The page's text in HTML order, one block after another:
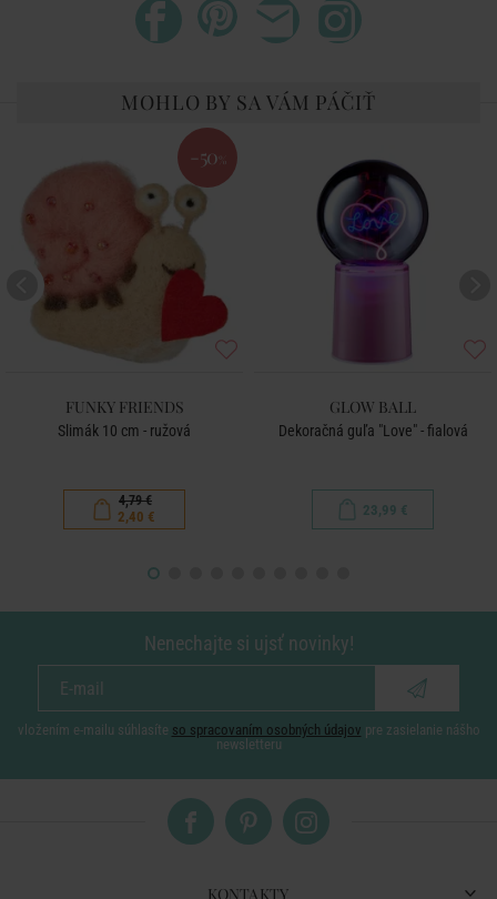
MOHLO BY SA VÁM PÁČIŤ
-50 %
FUNKY FRIENDS
Slimák 10 cm - ružová
4,79 €
2,40 €
GLOW BALL
Dekoračná guľa "Love" - fialová
23,99 €
Nenechajte si ujsť novinky!
vložením e-mailu súhlasíte so spracovaním osobných údajov pre zasielanie nášho
newsletteru
KONTAKTY